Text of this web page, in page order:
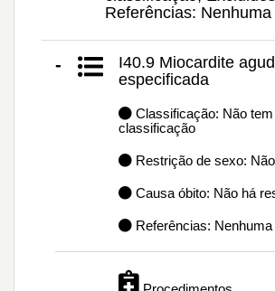
Referências: Nenhuma
-
I40.9 Miocardite
especificada
Classificação: Não
classificação
Restrição de sexo: Não
Causa óbito: Não há
Referências: Nenhuma